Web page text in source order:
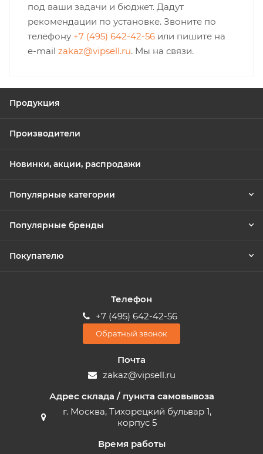
под ваши задачи и бюджет. Дадут
рекомендации по установке. Звоните по
телефону +7 (495) 642-42-56 или пишите на
e-mail zakaz@vipsell.ru. Мы на связи.
Продукция
Производители
Новинки, акции, распродажи
Популярные категории
Популярные бренды
Покупателю
Телефон
+7 (495) 642-42-56
Обратный звонок
Почта
zakaz@vipsell.ru
Адрес склада / пункта самовывоза
г. Москва, Тихорецкий бульвар 1,
корпус 5
Время работы